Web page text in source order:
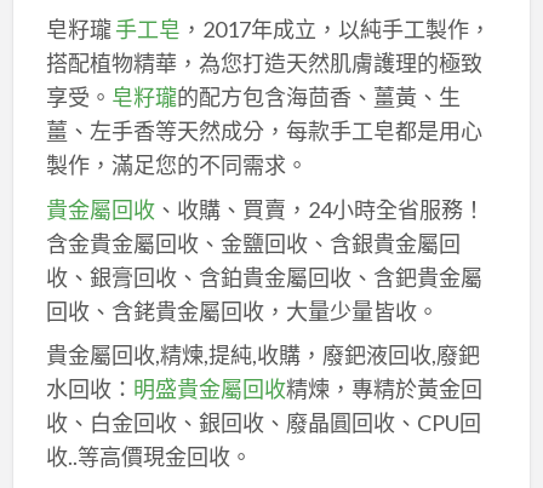
皂籽瓏手工皂 ，2017年成立，以純手工製作，
搭配植物精華，為您打造天然肌膚護理的極致
享受。 皂籽瓏的配方包含海茴香、薑黃、生
薑、左手香等天然成分，每款手工皂都是用心
製作，滿足您的不同需求。
貴金屬回收、收購、買賣，24小時全省服務！
含金貴金屬回收、金鹽回收、含銀貴金屬回
收、銀膏回收、含鉑貴金屬回收、含鈀貴金屬
回收、含銠貴金屬回收，大量少量皆收。
貴金屬回收,精煉,提純,收購，廢鈀液回收,廢鈀
水回收： 明盛貴金屬回收精煉，專精於黃金回
收、白金回收、銀回收、廢晶圓回收、CPU回
收..等高價現金回收。